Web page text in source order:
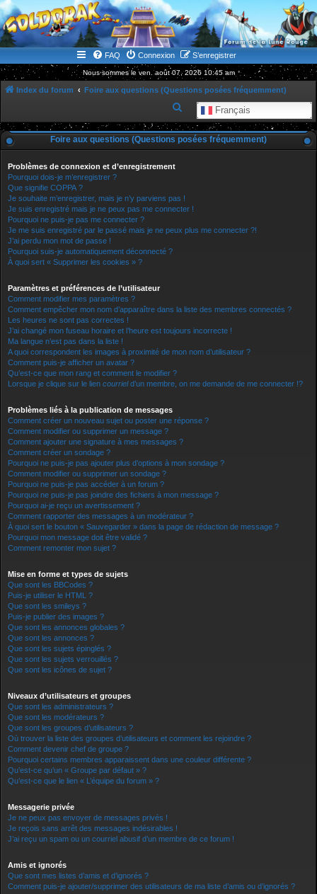
WWW.GOLDORAKGO.COM
le site de la Lune Rouge
FAQ Connexion S’enregistrer
Nous sommes le ven. août 07, 2026 10:45 am
Index du forum Foire aux questions (Questions posées fréquemment)
Français
e
c
c
Foire aux questions (Questions posées fréquemment)
Problèmes de connexion et d’enregistrement
Pourquoi dois-je m’enregistrer ?
Que signifie COPPA ?
Je souhaite m’enregistrer, mais je n’y parviens pas !
Je suis enregistré mais je ne peux pas me connecter !
Pourquoi ne puis-je pas me connecter ?
Je me suis enregistré par le passé mais je ne peux plus me connecter ?!
J’ai perdu mon mot de passe !
Pourquoi suis-je automatiquement déconnecté ?
À quoi sert « Supprimer les cookies » ?
Paramètres et préférences de l’utilisateur
Comment modifier mes paramètres ?
Comment empêcher mon nom d’apparaître dans la liste des membres connectés ?
Les heures ne sont pas correctes !
J’ai changé mon fuseau horaire et l’heure est toujours incorrecte !
Ma langue n’est pas dans la liste !
A quoi correspondent les images à proximité de mon nom d’utilisateur ?
Comment puis-je afficher un avatar ?
Qu’est-ce que mon rang et comment le modifier ?
Lorsque je clique sur le lien courrield’un membre, on me demande de me connecter !?
Problèmes liés à la publication de messages
Comment créer un nouveau sujet ou poster une réponse ?
Comment modifier ou supprimer un message ?
Comment ajouter une signature à mes messages ?
Comment créer un sondage ?
Pourquoi ne puis-je pas ajouter plus d’options à mon sondage ?
Comment modifier ou supprimer un sondage ?
Pourquoi ne puis-je pas accéder à un forum ?
Pourquoi ne puis-je pas joindre des fichiers à mon message ?
Pourquoi ai-je reçu un avertissement ?
Comment rapporter des messages à un modérateur ?
À quoi sert le bouton « Sauvegarder » dans la page de rédaction de message ?
Pourquoi mon message doit être validé ?
Comment remonter mon sujet ?
Mise en forme et types de sujets
Que sont les BBCodes ?
Puis-je utiliser le HTML ?
Que sont les smileys ?
Puis-je publier des images ?
Que sont les annonces globales ?
Que sont les annonces ?
Que sont les sujets épinglés ?
Que sont les sujets verrouillés ?
Que sont les icônes de sujet ?
Niveaux d’utilisateurs et groupes
Que sont les administrateurs ?
Que sont les modérateurs ?
Que sont les groupes d’utilisateurs ?
Où trouver la liste des groupes d’utilisateurs et comment les rejoindre ?
Comment devenir chef de groupe ?
Pourquoi certains membres apparaissent dans une couleur différente ?
Qu’est-ce qu’un « Groupe par défaut » ?
Qu’est-ce que le lien « L’équipe du forum » ?
Messagerie privée
Je ne peux pas envoyer de messages privés !
Je reçois sans arrêt des messages indésirables !
J’ai reçu un spam ou un courriel abusif d’un membre de ce forum !
Amis et ignorés
Que sont mes listes d’amis et d’ignorés ?
Comment puis-je ajouter/supprimer des utilisateurs de ma liste d’amis ou d’ignorés ?